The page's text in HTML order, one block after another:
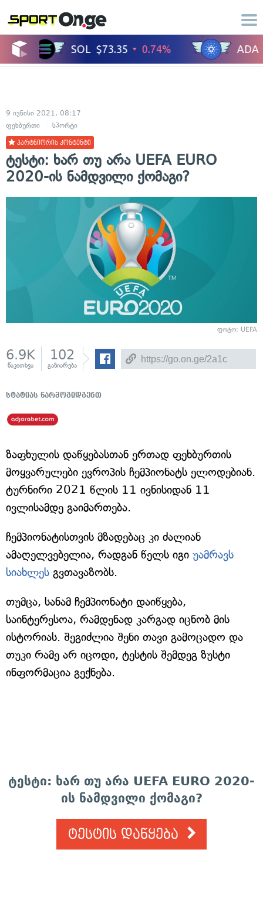
9 ივნისი 2021, 08:17
ფეხბურთი
სპორტი
პარტნიორის კონტენტი
ტესტი: ხარ თუ არა UEFA EURO
2020-ის ნამდვილი ქომაგი?
ფოტო: UEFA
6.9K
წაკითხვა
102
გაზიარება
სტატიას წარმოგიდგენთ
ზაფხულის დაწყებასთან ერთად ფეხბურთის
მოყვარულები ევროპის ჩემპიონატს ელოდებიან.
ტურნირი 2021 წლის 11 ივნისიდან 11
ივლისამდე გაიმართება.
ჩემპიონატისთვის მზადებაც კი ძალიან
ამაღელვებელია, რადგან წელს იგი უამრავს
სიახლეს გვთავაზობს.
თუმცა, სანამ ჩემპიონატი დაიწყება,
საინტერესოა, რამდენად კარგად იცნობ მის
ისტორიას. შეგიძლია შენი თავი გამოცადო და
თუკი რამე არ იცოდი, ტესტის შემდეგ ზუსტი
ინფორმაცია გექნება.
ტესტი: ხარ თუ არა UEFA EURO 2020-
ის ნამდვილი ქომაგი?
ტესტის დაწყება